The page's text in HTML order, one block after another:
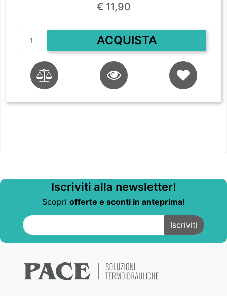
€ 11,90
Quantità
ACQUISTA
Iscriviti alla newsletter!
Scopri offerte e sconti in anteprima!